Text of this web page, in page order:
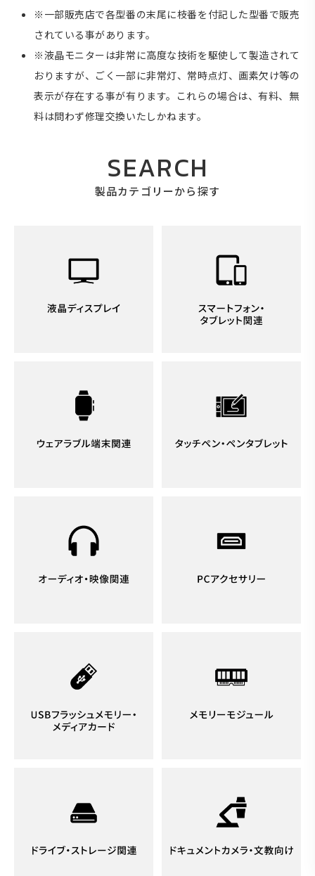
※一部販売店で各型番の末尾に枝番を付記した型番で販売
されている事があります。
※液晶モニターは非常に高度な技術を駆使して製造されて
おりますが、ごく一部に非常灯、常時点灯、画素欠け等の
表示が存在する事が有ります。これらの場合は、有料、無
料は問わず修理交換いたしかねます。
SEARCH
製品カテゴリーから探す